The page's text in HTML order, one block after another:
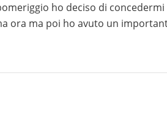
ho deciso di
ora ma poi ho avuto un
per cui vi chiedo se la stevia
dolce almeno che non ci